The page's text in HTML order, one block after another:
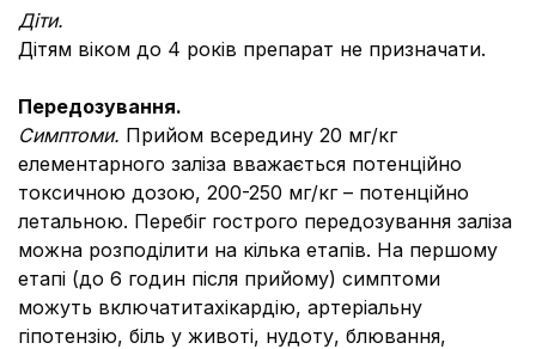
Діти.
Дітям віком до 4 років препарат не призначати.
Передозування.
Симптоми. Прийом всередину 20 мг/кг
елементарного заліза вважається потенційно
токсичною дозою, 200-250 мг/кг – потенційно
летальною. Перебіг гострого передозування заліза
можна розподілити на кілька етапів. На першому
етапі (до 6 годин після прийому) симптоми
можуть включатитахікардію, артеріальну
гіпотензію, біль у животі, нудоту, блювання,